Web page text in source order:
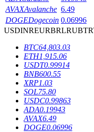
BTR-vergrendelingen
Exclusieve
AVAXAvalanche 6.49
DOGEDogecoin 0.06996
USDINREURBRLRUB
BTC64,803.03
ETH1,915.06
USDT0.99914
BNB600.55
XRP1.03
SOL75.80
USDC0.99863
ADA0.19943
AVAX6.49
DOGE0.06996